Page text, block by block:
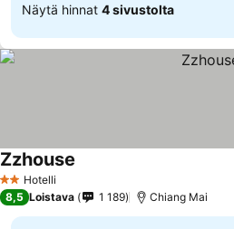
Näytä hinnat 4 sivustolta
2 Tähtiluokitus
Hotelli
Zzhouse
8,5 Loistava 1 189 Chiang Mai